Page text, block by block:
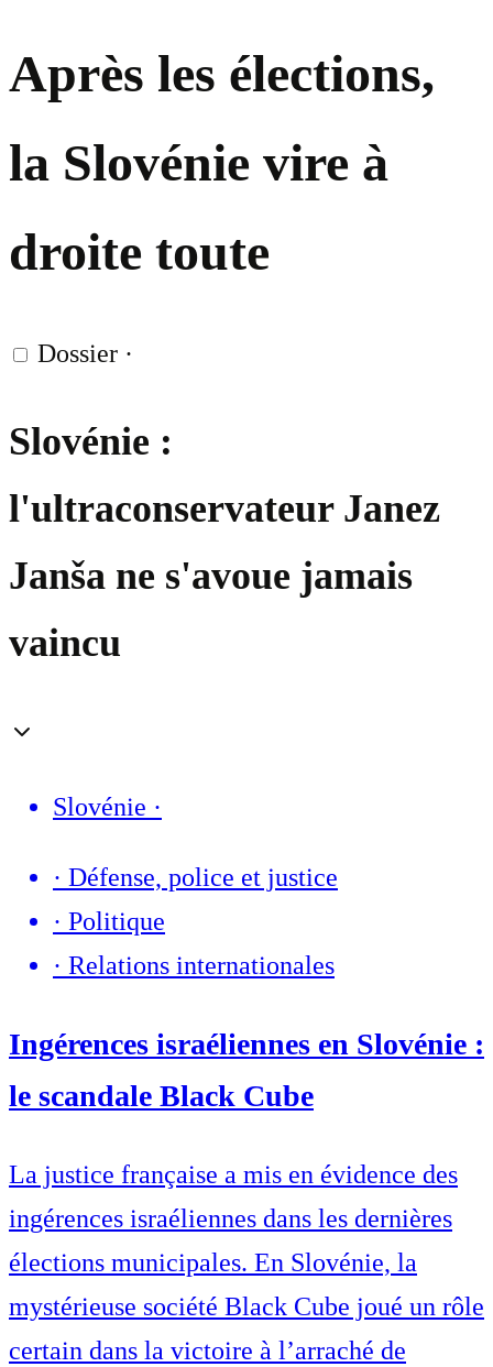
Après les élections,
la Slovénie vire à
droite toute
Dossier ·
Slovénie :
l'ultraconservateur Janez
Janša ne s'avoue jamais
vaincu
Slovénie ·
· Défense, police et justice
· Politique
· Relations internationales
Ingérences israéliennes en Slovénie :
le scandale Black Cube
La justice française a mis en évidence des
ingérences israéliennes dans les dernières
élections municipales. En Slovénie, la
mystérieuse société Black Cube joué un rôle
certain dans la victoire à l’arraché de